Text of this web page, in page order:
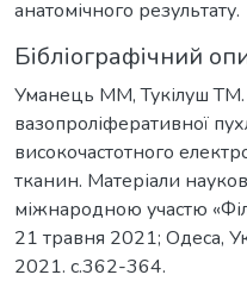
анатомічного результату.
Бібліографічний
Уманець ММ, Тукілуш ТМ.
вазопроліферативної
високочастотного
тканин. Матеріали
міжнародною участю
21 травня 2021; Одеса,
2021. c.362-364.